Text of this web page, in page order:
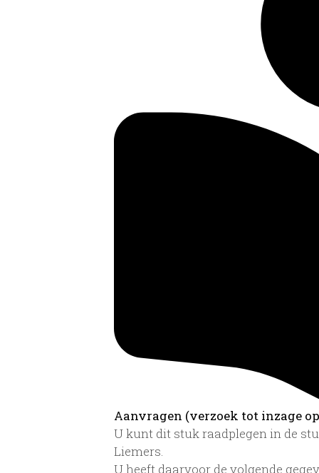
Aanvragen (verzoek tot inzage
U kunt dit stuk raadplegen in de
Liemers.
U heeft daarvoor de volgende